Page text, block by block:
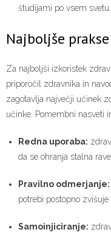
študijami po vsem svetu.
Najboljše
Za najboljši izkoristek
priporočil zdravnika in
zagotavlja največji učinek
učinke. Pomembni nasveti
Redna uporaba:
da se ohranja stalna
Pravilno odmerjanje:
potrebi postopno zvišuje
Samoinjiciranje: